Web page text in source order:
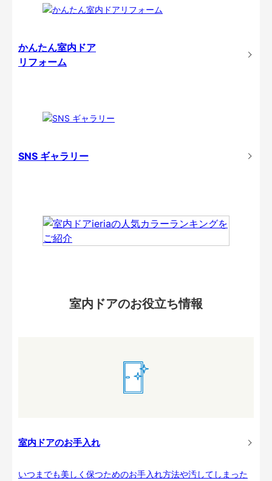
かんたん室内ドア
リフォーム
SNS ギャラリー
室内ドアのお役立ち情報
室内ドアのお手入れ
いつまでも美しく保つためのお手入れ方法や汚してしまった